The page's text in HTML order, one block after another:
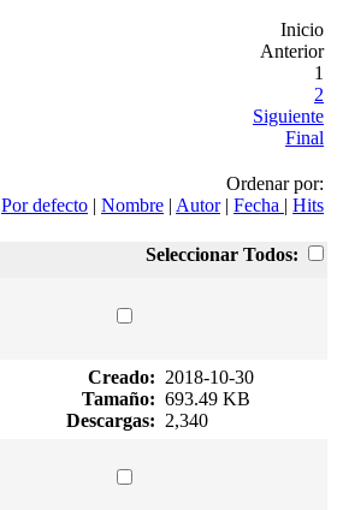
Inicio
Anterior
1
2
Siguiente
Final
Ordenar por:
Por defecto | Nombre | Autor| Fecha | Hits
Seleccionar Todos:
Creado:
Tamaño:
Descargas:
2018-10-30
693.49 KB
2,340